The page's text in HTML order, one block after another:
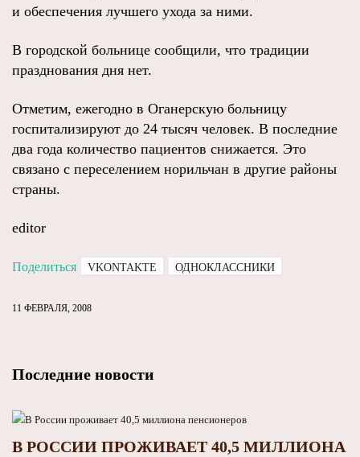
и обеспечения лучшего ухода за ними.
В городской больнице сообщили, что традиции
празднования дня нет.
Отметим, ежегодно в Оганерскую больницу
госпитализируют до 24 тысяч человек. В последние
два года количество пациентов снижается. Это
связано с переселением норильчан в другие районы
страны.
editor
Поделиться VKONTAKTE ОДНОКЛАССНИКИ
11 ФЕВРАЛЯ, 2008
Последние новости
В РОССИИ ПРОЖИВАЕТ 40,5 МИЛЛИОНА